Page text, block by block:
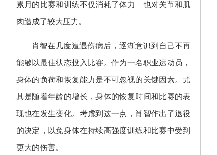
累月的比赛和训练不仅消耗了体力，也对关节和肌
肉造成了较大压力。
肖智在几度遭遇伤病后，逐渐意识到自己不再
能够以最佳状态投入比赛。作为一名职业运动员，
身体的负荷和恢复能力是不可忽视的关键因素。尤
其是随着年龄的增长，身体的恢复时间和比赛的表
现也在发生变化。考虑到这一点，肖智作出了退役
的决定，以免身体在持续高强度训练和比赛中受到
更大的伤害。